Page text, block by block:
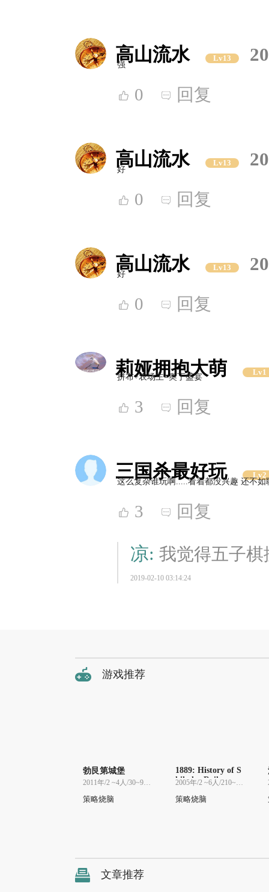
高山流水 Lv13
强
0 回复
高山流水 Lv13
好
0 回复
高山流水 Lv13
好
0 回复
莉娅拥抱大萌 Lv1
拼布+农场主=奥丁盛宴
3 回复
三国杀最好玩 Lv2
这么复杂谁玩啊.....看着都没兴趣 还不
3 回复
凉: 我觉得五子棋
2019-02-10 03:14:24
游戏推荐
勃艮第城堡
2011年/2 ~4人/30~90分
策略烧脑
1889: History of S
hikoku Railways2005年/2 ~6人/210~210分
策略烧脑
文章推荐